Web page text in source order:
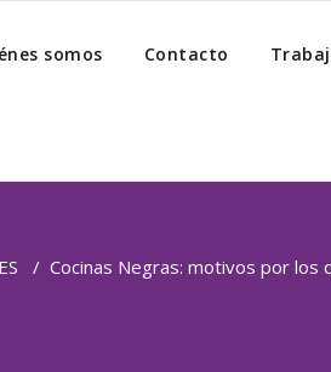
somos Contacto
/ Cocinas Negras: motivos por los